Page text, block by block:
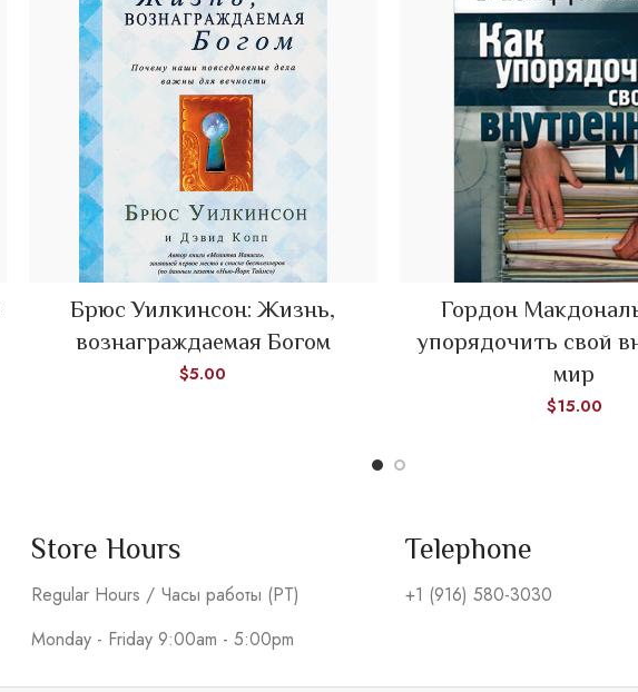
ADD TO CART
Брюс Уилкинсон: Жизнь,
вознаграждаемая Богом
$5.00
ADD TO CART
Гордон
упорядочить свой
мир
$15.00
Store Hours
Regular Hours / Часы работы (PT)
Monday - Friday 9:00am - 5:00pm
Telephone
+1 (916) 580-3030